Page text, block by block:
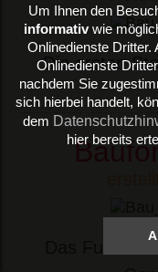
Die ersten
Um Ihnen den
informativwie
Onlinedienste Dritter.
Onlinedienste
nachdem Sie
sich hierbei handelt,
dem
hier bereits